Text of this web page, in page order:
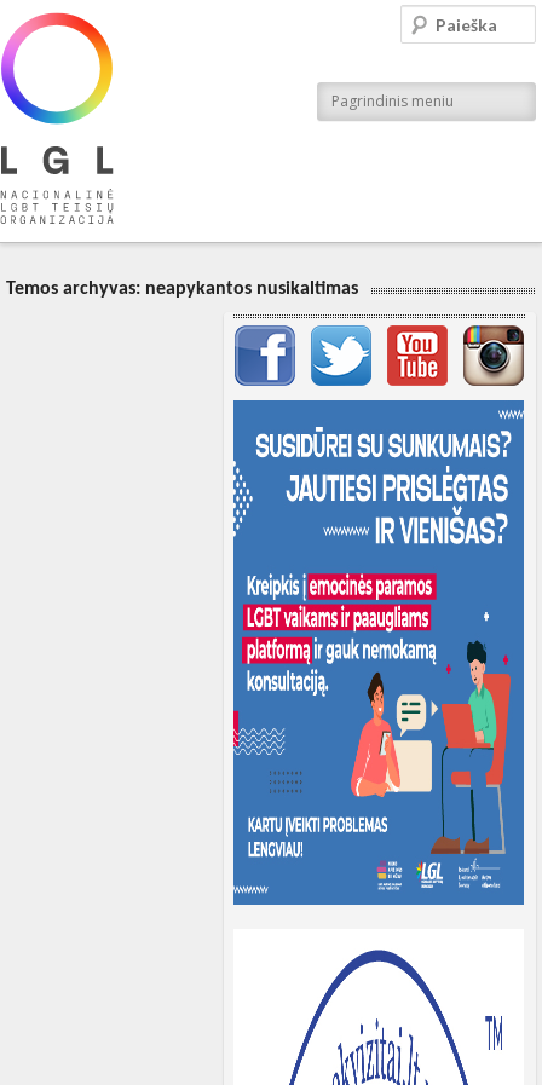
Nacionalinė LGBT teisių organizacija
Pagrindinis meniu
Paieška
Temos archyvas: neapykantos nusikaltimas
Svarbių įrašų meniu